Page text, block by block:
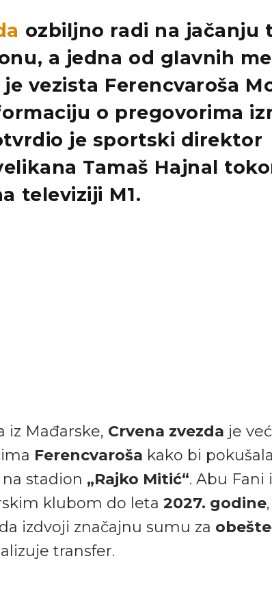
ozbiljno radi na jačanju
a jedna od glavnih
je vezista Ferencvaroša
o pregovorima
je sportski direktor
Tamaš Hajnal
televiziji M1.
iz Mađarske, Crvena zvezda je
Ferencvaroša kako bi
stadion „Rajko Mitić“. Abu Fani
klubom do leta 2027. godine
izdvoji značajnu sumu za
transfer.